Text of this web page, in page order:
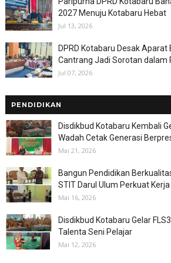
2027 Menuju Kotabaru Hebat
Jul 13, 2026
DPRD Kotabaru Desak Aparat
Cantrang Jadi Sorotan dalam
Jul 07, 2026
PENDIDIKAN
Disdikbud Kotabaru Kembali
Wadah Cetak Generasi
Mai 21, 2026
Bangun Pendidikan
STIT Darul Ulum Perkuat
Mai 16, 2026
Disdikbud Kotabaru Gelar
Talenta Seni Pelajar
Mai 12, 2026